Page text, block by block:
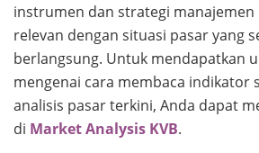
instrumen dan strategi
relevan dengan situasi pasar yang
berlangsung. Untuk mendapatkan
mengenai cara membaca indikator
analisis pasar terkini, Anda dapat
di Market Analysis KVB.